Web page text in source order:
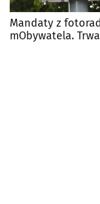
Mandaty z
mObywatela.